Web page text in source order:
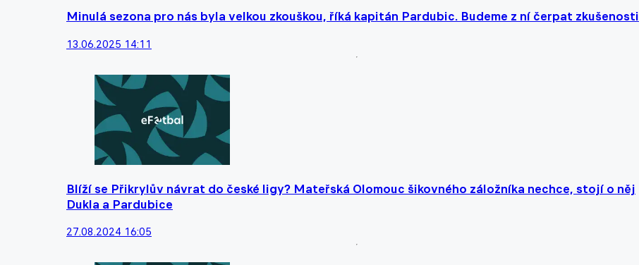
Minulá sezona pro nás byla velkou zkouškou, říká kapitán Pardubic. Budeme z ní čerpat zkušenosti
13.06.2025 14:11
Blíží se Přikrylův návrat do české ligy? Mateřská Olomouc šikovného záložníka nechce, stojí o něj
Dukla a Pardubice
27.08.2024 16:05